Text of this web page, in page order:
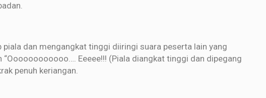
dan mengangkat tinggi diiringi suara peserta lain yang
Eeeee!!! (Piala diangkat tinggi dan dipegang
penuh keriangan.